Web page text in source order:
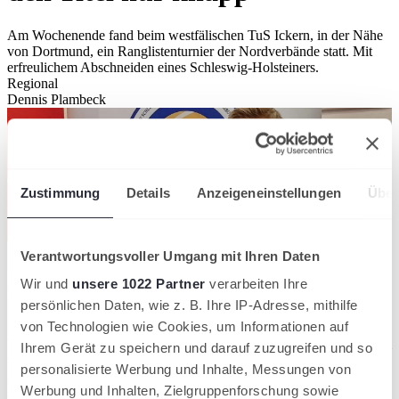
Zustimmung Details Anzeigeneinstellungen
Verantwortungsvoller Umgang mit Ihren Daten
Wir und unsere 1022 Partner verarbeiten Ihre
persönlichen Daten, wie z. B. Ihre IP-Adresse, mithilfe
von Technologien wie Cookies, um Informationen auf
Ihrem Gerät zu speichern und darauf zuzugreifen und so
personalisierte Werbung und Inhalte, Messungen von
Werbung und Inhalten, Zielgruppenforschung sowie
Am Wochenende fand beim westfälischen TuS Ickern, in der Nähe
von Dortmund, ein Ranglistenturnier der Nordverbände statt. Mit
erfreulichem Abschneiden eines Schleswig-Holsteiners.
Regional
Dennis Plambeck
Erreichte. Constantin Kästner hat beim Ranglistenturnier der
Nordverbände in der Konkurrenz U12 einen starken zweiten Platz
belegt. Der Spieler vom NTSV Strand 08 musste sich im Finale dem
topgesetzten Nikita Rung (TK Blau-Gold Steglitz, TVBB)
geschlagen geben. 4:6 2:6 hieß es am Ende aus Constantins Sicht.
Auf dem Weg ins Endspiel blieb der Norddeutsche, der an Position